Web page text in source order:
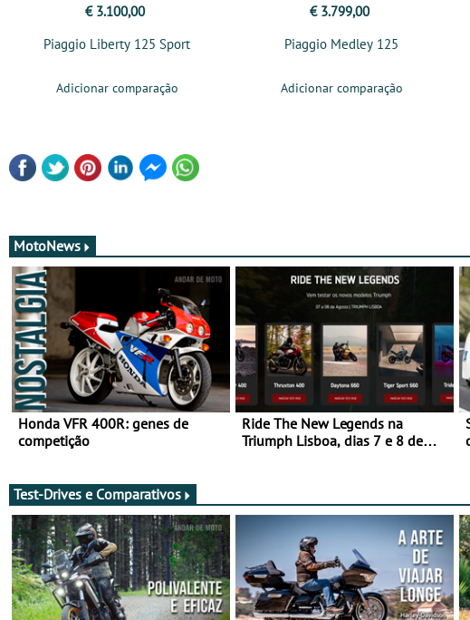
€ 3.100,00
Piaggio Liberty 125 Sport
Adicionar comparação
€ 3.799,00
Piaggio Medley 125
Adicionar comparação
MotoNews
Honda VFR 400R: genes de
competição
Ride The New Legends na
Triumph Lisboa, dias 7 e 8 de
Test-Drives e Comparativos